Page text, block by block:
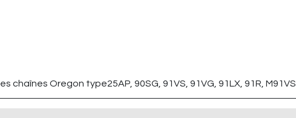
les chaînes Oregon type25AP, 90SG, 91VS, 91VG, 91LX, 91R, M91VS